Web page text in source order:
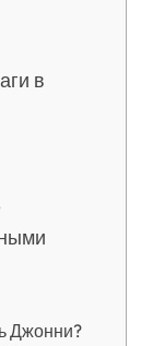
в
Джонни?